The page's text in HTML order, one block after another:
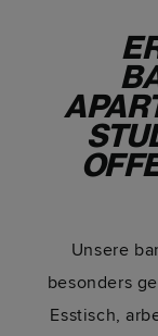
Unsere
besonders
Esstisch,